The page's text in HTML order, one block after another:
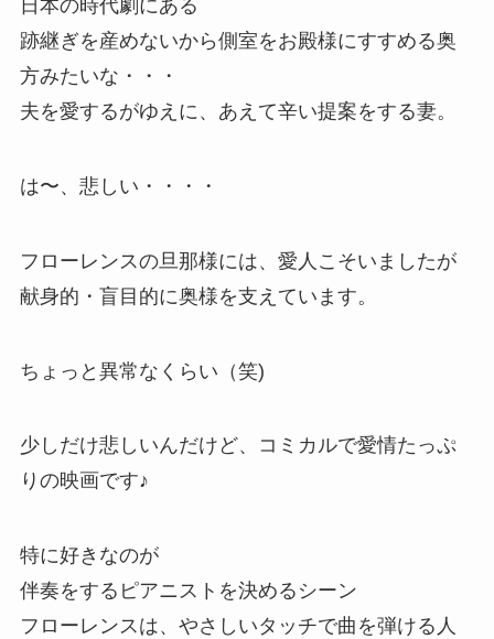
日本の時代劇にある
跡継ぎを産めないから側室をお殿様にすすめる奥
方みたいな・・・
夫を愛するがゆえに、あえて辛い提案をする妻。
は〜、悲しい・・・・
フローレンスの旦那様には、愛人こそいましたが
献身的・盲目的に奥様を支えています。
ちょっと異常なくらい（笑)
少しだけ悲しいんだけど、コミカルで愛情たっぷ
りの映画です♪
特に好きなのが
伴奏をするピアニストを決めるシーン
フローレンスは、やさしいタッチで曲を弾ける人